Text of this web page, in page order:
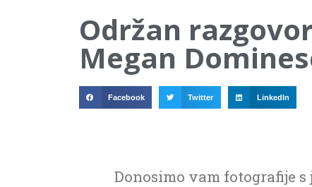
Održan
Megan
Facebook Twitter LinkedIn
Donosimo vam fotografije s